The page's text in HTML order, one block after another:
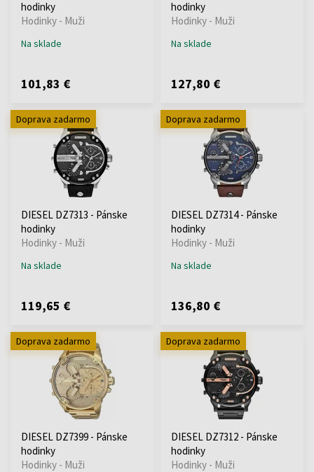
hodinky
Hodinky - Muži
Na sklade
101,83 €
hodinky
Hodinky - Muži
Na sklade
127,80 €
Doprava zadarmo
DIESEL DZ7313 - Pánske
hodinky
Hodinky - Muži
Na sklade
119,65 €
Doprava zadarmo
DIESEL DZ7314 - Pánske
hodinky
Hodinky - Muži
Na sklade
136,80 €
Doprava zadarmo
DIESEL DZ7399 - Pánske
hodinky
Hodinky - Muži
Doprava zadarmo
DIESEL DZ7312 - Pánske
hodinky
Hodinky - Muži